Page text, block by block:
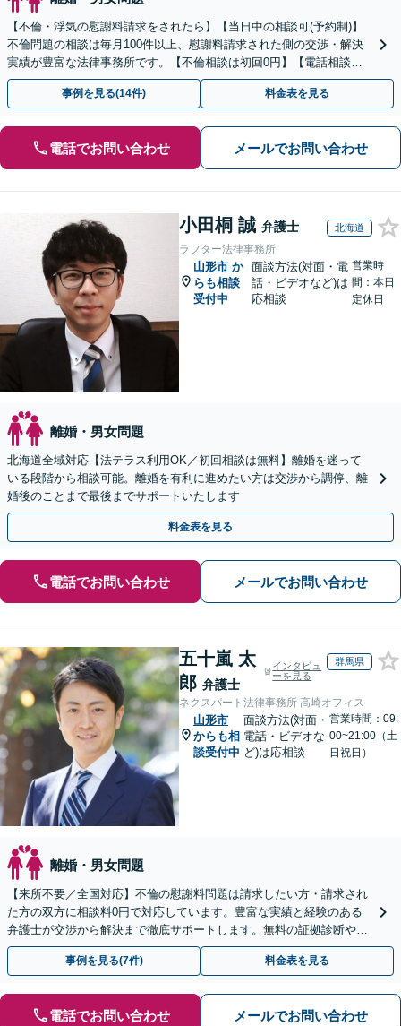
【不倫・浮気の慰謝料請求をされたら】【当日中の相談可(予約制)】
不倫問題の相談は毎月100件以上、慰謝料請求された側の交渉・解決
実績が豊富な法律事務所です。【不倫相談は初回0円】【電話相談で
ご契約まで対応可/来所不要】
事例を見る(14件) 料金表を見る
電話でお問い合わせ メールでお問い合わせ
小田桐 誠 弁護士 北海道
ラフター法律事務所
山形市 か
らも相談
受付中
面談方法(対面・電
話・ビデオなど)は
応相談
営業時
間：本日
定休日
離婚・男女問題
北海道全域対応【法テラス利用OK／初回相談は無料】離婚を迷って
いる段階から相談可能。離婚を有利に進めたい方は交渉から調停、離
婚後のことまで最後までサポートいたします
料金表を見る
電話でお問い合わせ メールでお問い合わせ
五十嵐 太
郎 弁護士
インタビュ
ーを見る
群馬県
ネクスパート法律事務所 高崎オフィス
山形市
からも相
談受付中
面談方法(対面・
電話・ビデオな
ど)は応相談
営業時間：09:
00~21:00（土
日祝日）
離婚・男女問題
【来所不要／全国対応】不倫の慰謝料問題は請求したい方・請求され
た方の双方に相談料0円で対応しています。豊富な実績と経験のある
弁護士が交渉から解決まで徹底サポートします。無料の証拠診断や着
手金の返還保証もありますので安心してご相談ください。
事例を見る(7件) 料金表を見る
電話でお問い合わせ メールでお問い合わせ